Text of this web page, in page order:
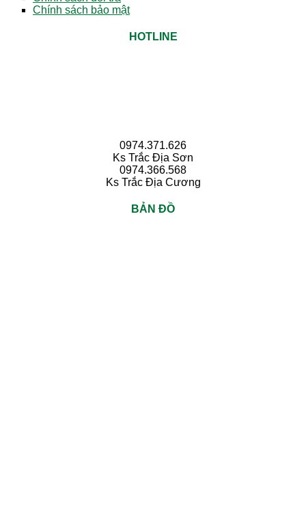
Chính sách bảo mật
HOTLINE
0974.371.626
Ks Trắc Địa Sơn
0974.366.568
Ks Trắc Địa Cương
BẢN ĐỒ